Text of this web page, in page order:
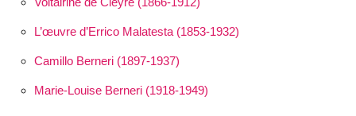
L’œuvre d’Errico Malatesta (1853-1932)
Camillo Berneri (1897-1937)
Marie-Louise Berneri (1918-1949)